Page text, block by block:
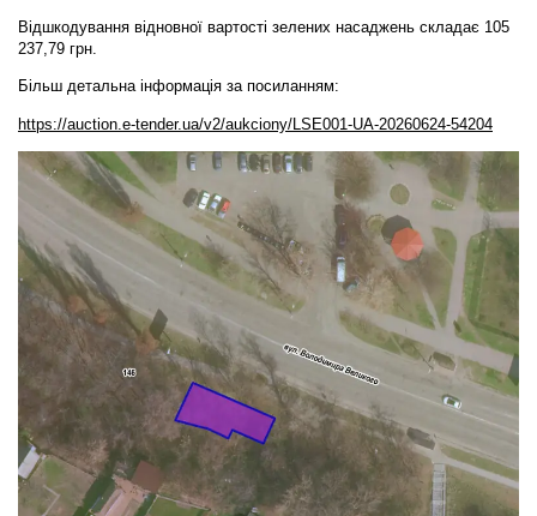
Відшкодування відновної вартості зелених насаджень складає 105
237,79 грн.
Більш детальна інформація за посиланням:
https://auction.e-tender.ua/v2/aukciony/LSE001-UA-20260624-54204